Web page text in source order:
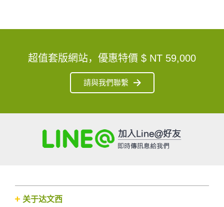
超值套版網站，優惠特價 $ NT 59,000
請與我們聯繫
关于达文西